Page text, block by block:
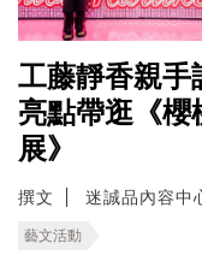
工藤靜香親手
亮點帶逛《櫻
展》
撰文 迷誠品內容中
藝文活動